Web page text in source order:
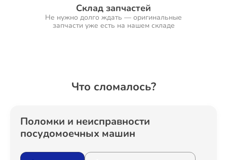
Склад запчастей
Не нужно долго ждать — оригинальные
запчасти уже есть на нашем складе
Что сломалось?
Поломки и неисправности
посудомоечных машин
Ремонт Холодильников